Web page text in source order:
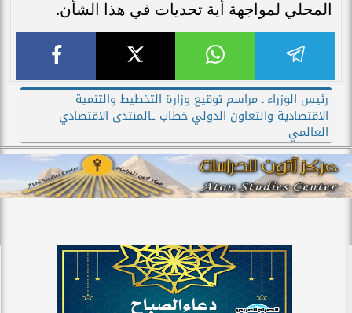
المحلي لمواجهة أية تحديات في هذا الشأن.
رئيس الوزراء ـ مراسم توقيع وزارة التخطيط والتنمية
الاقتصادية والتعاون الدولي خطاب ـالمنتدى الاقتصادي
العالمي